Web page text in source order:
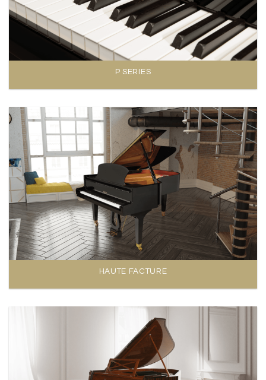
P SERIES
HAUTE FACTURE